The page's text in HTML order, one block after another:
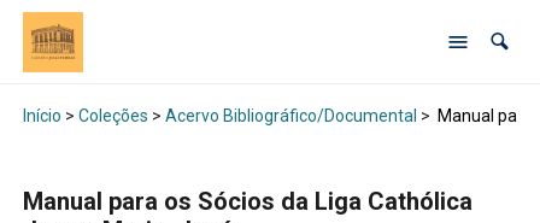
Início > Coleções > Acervo Bibliográfico/Documental > Manual para
Manual para os Sócios da Liga Cathólica